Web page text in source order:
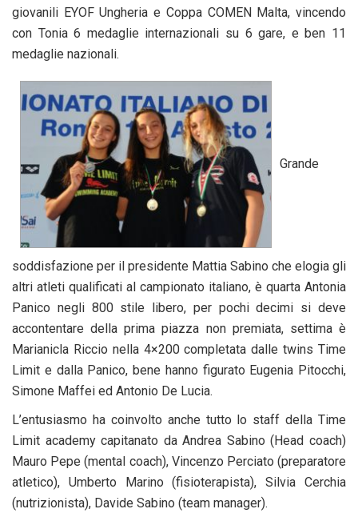
giovanili EYOF Ungheria e Coppa COMEN Malta, vincendo
con Tonia 6 medaglie internazionali su 6 gare, e ben 11
medaglie nazionali.
Grande
soddisfazione per il presidente Mattia Sabino che elogia gli
altri atleti qualificati al campionato italiano, è quarta Antonia
Panico negli 800 stile libero, per pochi decimi si deve
accontentare della prima piazza non premiata, settima è
Marianicla Riccio nella 4×200 completata dalle twins Time
Limit e dalla Panico, bene hanno figurato Eugenia Pitocchi,
Simone Maffei ed Antonio De Lucia.
L’entusiasmo ha coinvolto anche tutto lo staff della Time
Limit academy capitanato da Andrea Sabino (Head coach)
Mauro Pepe (mental coach), Vincenzo Perciato (preparatore
atletico), Umberto Marino (fisioterapista), Silvia Cerchia
(nutrizionista), Davide Sabino (team manager).